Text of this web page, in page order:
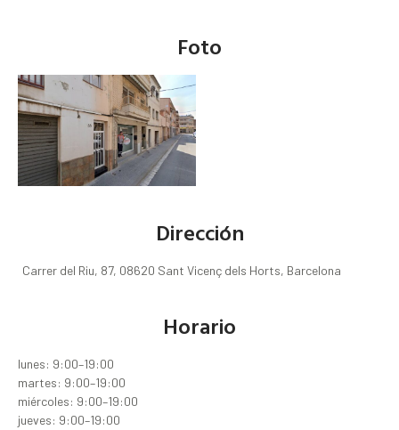
Foto
Dirección
Carrer del Riu, 87, 08620 Sant Vicenç dels Horts, Barcelona
Horario
lunes: 9:00–19:00
martes: 9:00–19:00
miércoles: 9:00–19:00
jueves: 9:00–19:00